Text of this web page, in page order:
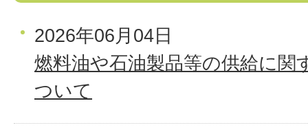
2026年06月04日
燃料油や石油製品等の供給に関
ついて